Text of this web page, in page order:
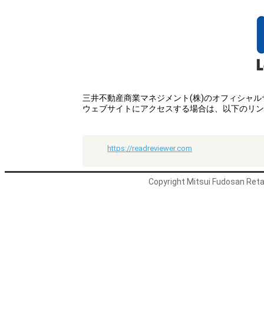
三井不動産商業マネジメント(株)のオフィシャ
ウェブサイトにアクセスする場合は、以下のリ
https://readreviewer.com
Copyright Mitsui Fudosan